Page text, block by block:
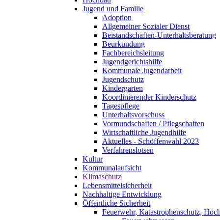
Jugend und Familie
Adoption
Allgemeiner Sozialer Dienst
Beistandschaften-Unterhaltsberatung
Beurkundung
Fachbereichsleitung
Jugendgerichtshilfe
Kommunale Jugendarbeit
Jugendschutz
Kindergarten
Koordinierender Kinderschutz
Tagespflege
Unterhaltsvorschuss
Vormundschaften / Pflegschaften
Wirtschaftliche Jugendhilfe
Aktuelles - Schöffenwahl 2023
Verfahrenslotsen
Kultur
Kommunalaufsicht
Klimaschutz
Lebensmittelsicherheit
Nachhaltige Entwicklung
Öffentliche Sicherheit
Feuerwehr, Katastrophenschutz,